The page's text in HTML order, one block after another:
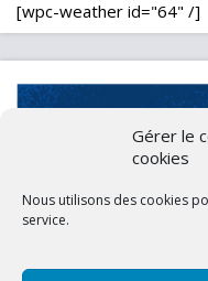
Gérer le
cookies
Nous utilisons des cookies
service.
[wpc-weather id="64" /]